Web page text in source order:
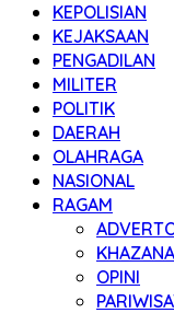
KEPOLISIAN
KEJAKSAAN
PENGADILAN
MILITER
POLITIK
DAERAH
OLAHRAGA
NASIONAL
RAGAM
OPINI